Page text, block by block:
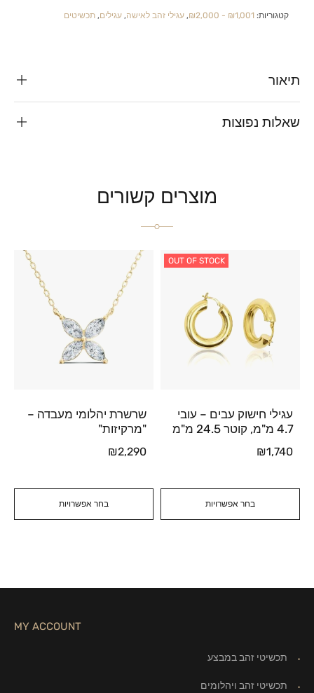
קטגוריות: ₪1,001 - ₪2,000
,עגילי זהב לאישה,עגילים,תכשיטים
תיאור
שאלות נפוצות
מוצרים קשורים
OUT OF STOCK
בחר אפשרויות
עגילי חישוק עבים – עובי
4.7 מ"מ, קוטר 24.5 מ"מ
₪1,740
בחר אפשרויות
שרשרת יהלומי מעבדה –
"מרקיזות"
₪2,290
MY ACCOUNT
תכשיטי זהב במבצע
תכשיטי זהב ויהלומים